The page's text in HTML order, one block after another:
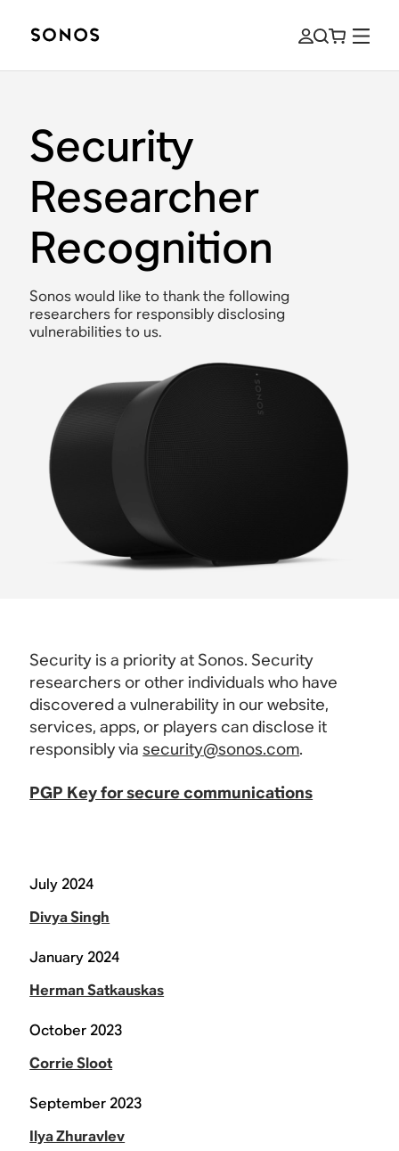
Security
Researcher
Recognition
Sonos would like to thank the following
researchers for responsibly disclosing
vulnerabilities to us.
Security is a priority at Sonos. Security
researchers or other individuals who have
discovered a vulnerability in our website,
services, apps, or players can disclose it
responsibly viasecurity@sonos.com.
PGP Key for secure communications
July 2024
Divya Singh
January 2024
Herman Satkauskas
October 2023
Corrie Sloot
September 2023
Ilya Zhuravlev